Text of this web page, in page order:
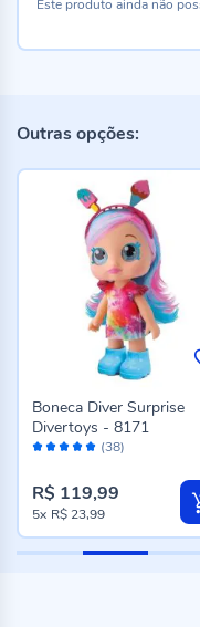
Este produto ainda não
Outras opções:
Avaliação: (38)
Boneca Diver Surprise
Divertoys - 8171
R$ 119,99
5x R$ 23,99